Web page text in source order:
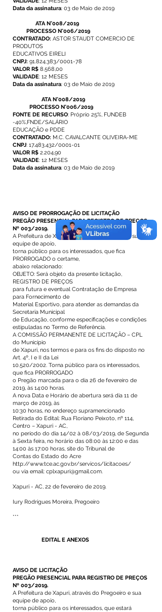
Data da assinatura: 03 de Maio de 2019
ATA N°008/2019
PROCESSO N°006/2019
CONTRATADO: ASTOR STAUDT COMERCIO DE
PRODUTOS
EDUCATIVOS EIRELI
CNPJ: 91.824.383/0001-78
VALOR R$ 8.568,00
VALIDADE: 12 MESES
Data da assinatura: 03 de Maio de 2019
ATA N°008/2019
PROCESSO N°006/2019
FONTE DE RECURSO: Próprio 25%, FUNDEB
-40%,FNDE/SALÁRIO
EDUCAÇÃO e PDDE
CONTRATADO: M.C. CAVALCANTE OLIVEIRA-ME
CNPJ: 17.483.432/0001-01
VALOR R$ 2.204,90
VALIDADE: 12 MESES
Data da assinatura: 03 de Maio de 2019
AVISO DE PRORROGAÇÃO DE LICITAÇÃO
PREGÃO PRESENCIAL PARA REGISTRO DE PREÇOS
Nº 003/2019.
A Prefeitura de Xapuri, através do Pregoeiro e sua
equipe de apoio,
torna público para os interessados, que fica
PRORROGADO o certame,
abaixo relacionado:
OBJETO: Será objeto da presente licitação,
REGISTRO DE PREÇOS
para futura e eventual Contratação de Empresa
para Fornecimento de
Material Esportivo, para atender as demandas da
Secretaria Municipal
de Educação, conforme especificações e condições
estipuladas no Termo de Referência.
A COMISSÃO PERMANENTE DE LICITAÇÃO – CPL
do Município
de Xapuri, nos termos e para os fins do disposto no
Art. 4º, I e II da Lei
10.520/2002. Torna público para os interessados,
que fica PRORROGADO
o Pregão marcada para o dia 26 de fevereiro de
2019, às 14:00 horas.
A nova Data e Horário de abertura será dia 11 de
março de 2019, às
10:30 horas, no endereço supramencionado
Retirada do Edital: Rua Floriano Peixoto, nº 114,
Centro – Xapuri - AC,
no período do dia 14/02 à 08/03/2019, de Segunda
à Sexta feira, no horário das 08:00 às 12:00 e das
14:00 às 17:00 horas, site do Tribunal de
Contas do Estado do Acre
http://www.tce.ac.gov.br/servicos/licitacoes/
ou via email: cplxapuri@gmail.com.
Xapuri - AC, 22 de fevereiro de 2019.
Iury Rodrigues Moreira, Pregoeiro
***
EDITAL E ANEXOS
AVISO DE LICITAÇÃO
PREGÃO PRESENCIAL PARA REGISTRO DE PREÇOS
Nº 003/2019.
A Prefeitura de Xapuri, através do Pregoeiro e sua
equipe de apoio,
torna público para os interessados, que estará